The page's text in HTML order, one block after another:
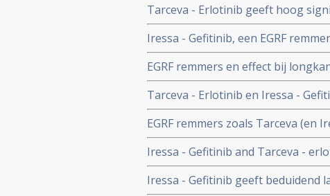
tumorexpressie hebben voor
Tarceva - Erlotinib geeft hoog
eerste lijnsbehandeling voor niet-
expressie.
Iressa - Gefitinib, een EGRF
longkankerpatienten (5,4 t.o. 10,8
chemo.
EGRF remmers en effect bij
over recente ontwikkelingen van
de behandeling van longkanker.
Tarceva - Erlotinib en Iressa -
longkankerpatienten met juiste
en betere kwaliteit van leven.
EGRF remmers zoals Tarceva (en
tegenover placebo bij
tumorreceptoren en bepaalde
Iressa - Gefitinib and Tarceva -
Iressa - Gefitinib geeft beduidend